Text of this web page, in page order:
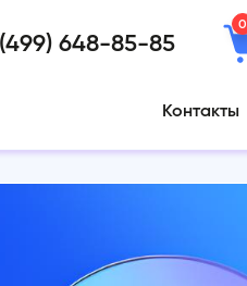
(499) 648-85-85
0
Контакты